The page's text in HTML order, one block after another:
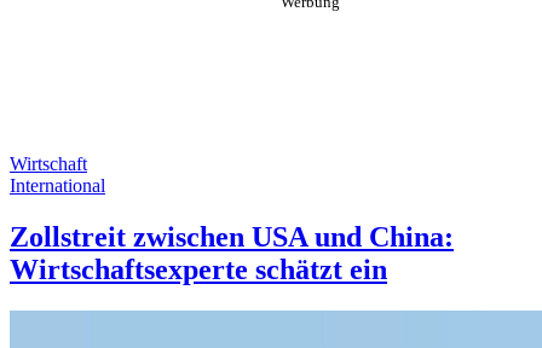
Wirtschaft
International
Zollstreit zwischen USA und China:
Wirtschaftsexperte schätzt ein